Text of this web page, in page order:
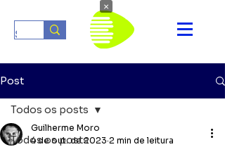
Post
Todos os posts
Todos os posts
Guilherme Moro
4 de out. de 2023 2 min de leitura
×